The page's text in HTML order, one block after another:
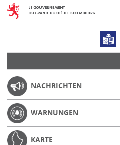
NACHRICHTEN
WARNUNGEN
KARTE